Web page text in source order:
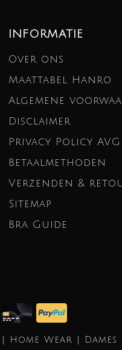
INFORMATIE
Over ons
Maattabel Hanro
Algemene
Disclaimer
Privacy Policy AVG
Betaalmethoden
Verzenden &
Sitemap
Bra Guide
Wear |